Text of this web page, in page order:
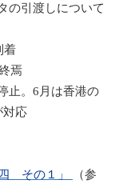
の引渡しについて
着
焉
止。6月は香港の
対応
その１」
（参